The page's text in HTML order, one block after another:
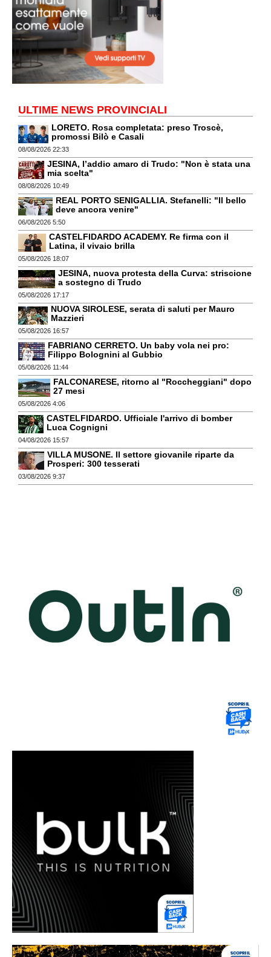
ULTIME NEWS PROVINCIALI
LORETO. Rosa completata: preso Troscè,
promossi Bilò e Casali
08/08/2026 22:33
JESINA, l’addio amaro di Trudo: "Non è stata una
mia scelta"
08/08/2026 10:49
REAL PORTO SENIGALLIA. Stefanelli: "Il bello
deve ancora venire"
06/08/2026 5:50
CASTELFIDARDO ACADEMY. Re firma con il
Latina, il vivaio brilla
05/08/2026 18:07
JESINA, nuova protesta della Curva: striscione
a sostegno di Trudo
05/08/2026 17:17
NUOVA SIROLESE, serata di saluti per Mauro
Mazzieri
05/08/2026 16:57
FABRIANO CERRETO. Un baby vola nei pro:
Filippo Bolognini al Gubbio
05/08/2026 11:44
FALCONARESE, ritorno al "Roccheggiani" dopo
27 mesi
05/08/2026 4:06
CASTELFIDARDO. Ufficiale l'arrivo di bomber
Luca Cognigni
04/08/2026 15:57
VILLA MUSONE. Il settore giovanile riparte da
Prosperi: 300 tesserati
03/08/2026 9:37